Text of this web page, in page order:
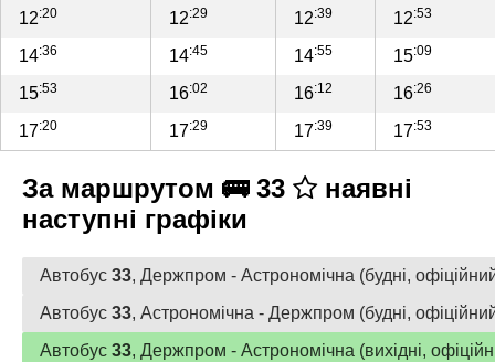
12:20 12:29 12:39 12:53
14:36 14:45 14:55 15:09
15:53 16:02 16:12 16:26
17:20 17:29 17:39 17:53
За маршрутом 🚌 33
наявні
наступні графіки
Автобус 33, Держпром - Астрономічна (будні, офіційний
Автобус 33, Астрономічна - Держпром (будні, офіційний
Автобус 33, Держпром - Астрономічна (вихідні,